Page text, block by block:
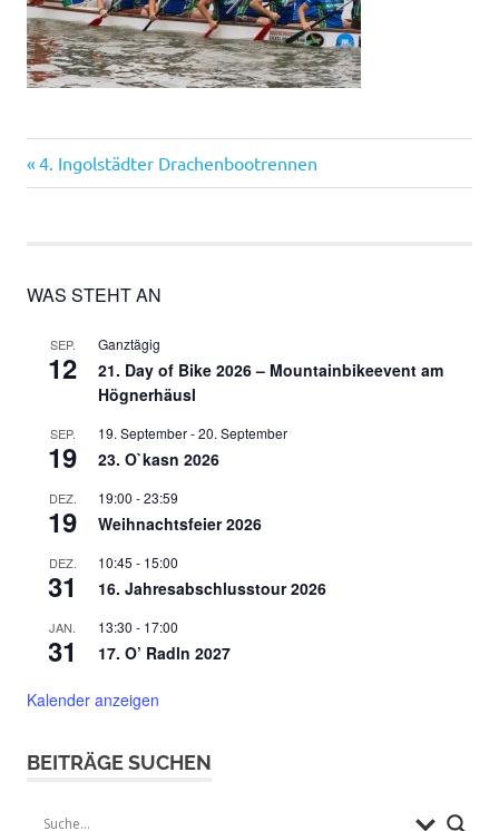
Beitragsnavigation
Vorheriger
Beitrag:
4. Ingolstädter Drachenbootrennen
WAS STEHT AN
SEP.
12
Ganztägig
21. Day of Bike 2026 – Mountainbikeevent am
Högnerhäusl
SEP.
19
19. September-20. September
23. O`kasn 2026
DEZ.
19
19:00 -23:59
Weihnachtsfeier 2026
DEZ.
31
10:45 - 15:00
16. Jahresabschlusstour 2026
JAN.
31
13:30 - 17:00
17. O’ Radln 2027
Kalender anzeigen
BEITRÄGE SUCHEN